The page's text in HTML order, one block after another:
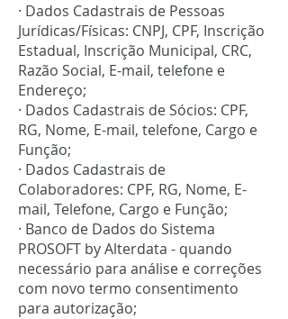
· Dados Cadastrais de Pessoas
Jurídicas/Físicas: CNPJ, CPF, Inscrição
Estadual, Inscrição Municipal, CRC,
Razão Social, E-mail, telefone e
Endereço;
· Dados Cadastrais de Sócios: CPF,
RG, Nome, E-mail, telefone, Cargo e
Função;
· Dados Cadastrais de
Colaboradores: CPF, RG, Nome, E-
mail, Telefone, Cargo e Função;
· Banco de Dados do Sistema
PROSOFT by Alterdata - quando
necessário para análise e correções
com novo termo consentimento
para autorização;